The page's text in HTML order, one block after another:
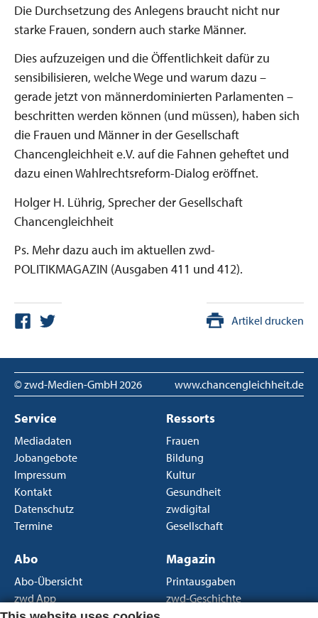
Die Durchsetzung des Anlegens braucht nicht nur
starke Frauen, sondern auch starke Männer.
Dies aufzuzeigen und die Öffentlichkeit dafür zu
sensibilisieren, welche Wege und warum dazu –
gerade jetzt von männerdominierten Parlamenten –
beschritten werden können (und müssen), haben sich
die Frauen und Männer in der Gesellschaft
Chancengleichheit e.V. auf die Fahnen geheftet und
dazu einen Wahlrechtsreform-Dialog eröffnet.
Holger H. Lührig, Sprecher der Gesellschaft
Chancengleichheit
Ps. Mehr dazu auch im aktuellen zwd-
POLITIKMAGAZIN (Ausgaben 411 und 412).
Artikel drucken
© zwd-Medien-GmbH2026 www.chancengleichheit.de
Service
Mediadaten
Jobangebote
Impressum
Kontakt
Datenschutz
Termine
Ressorts
Frauen
Bildung
Kultur
Gesundheit
zwdigital
Gesellschaft
Abo
Abo-Übersicht
zwd App
Magazin
Printausgaben
zwd-Geschichte